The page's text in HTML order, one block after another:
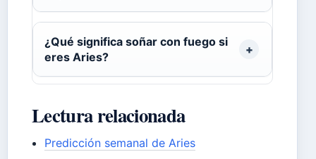
¿Qué significa soñar con fuego si
eres Aries?
Lectura relacionada
Predicción semanal de Aries